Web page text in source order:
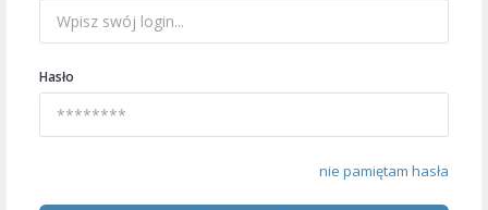
Hasło
nie pamiętam hasła